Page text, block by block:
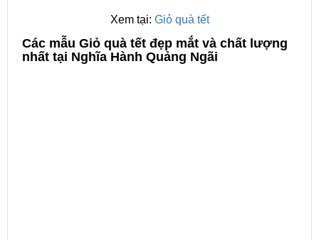
Xem tại: Giỏ quà tết
Các mẫu Giỏ quà tết đẹp mắt và chất lượng
nhất tại Nghĩa Hành Quảng Ngãi